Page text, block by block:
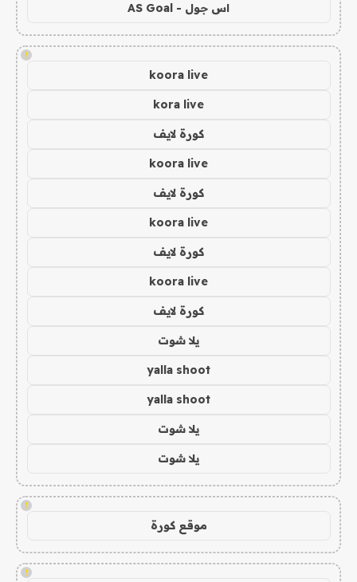
اس جول - AS Goal
!
koora live
kora live
كورة لايف
koora live
كورة لايف
koora live
كورة لايف
koora live
كورة لايف
يلا شوت
yalla shoot
yalla shoot
يلا شوت
يلا شوت
!
موقع كورة
!